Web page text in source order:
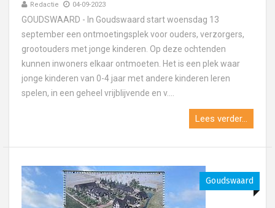
Redactie 04-09-2023
GOUDSWAARD - In Goudswaard start woensdag 13
september een ontmoetingsplek voor ouders, verzorgers,
grootouders met jonge kinderen. Op deze ochtenden
kunnen inwoners elkaar ontmoeten. Het is een plek waar
jonge kinderen van 0-4 jaar met andere kinderen leren
spelen, in een geheel vrijblijvende en v....
Lees verder...
Goudswaard